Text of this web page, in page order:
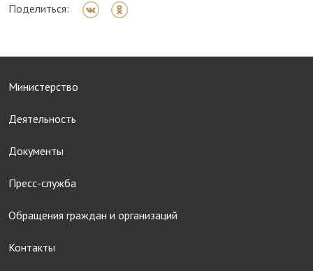
Поделиться:
Министерство
Деятельность
Документы
Пресс-служба
Обращения граждан и организаций
Контакты